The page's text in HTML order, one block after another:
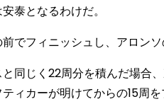
泰となるわけだ。
でフィニッシュし、アロン
同じく22周分を積んだ場合
ィカーが明けてからの15周